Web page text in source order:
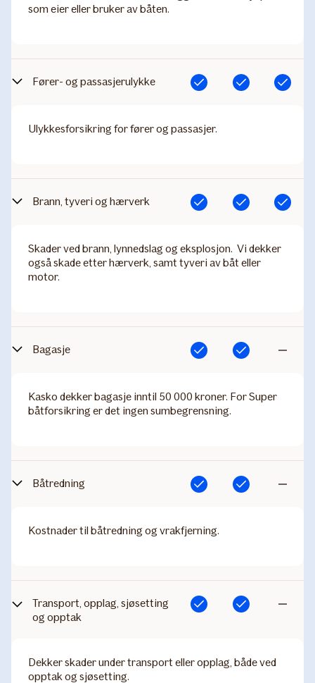
som eier eller bruker av båten.
Fører- og passasjerulykke Inkludert Inkludert Inkludert
Ulykkesforsikring for fører og passasjer.
Brann, tyveri og hærverk Inkludert Inkludert Inkludert
Skader ved brann, lynnedslag og eksplosjon. Vi dekker
også skade etter hærverk, samt tyveri av båt eller
motor.
Bagasje Inkludert
Inkludert
Kasko dekker bagasje inntil 50 000 kroner. For Super
båtforsikring er det ingen sumbegrensning.
Båtredning Inkludert
Inkludert
Kostnader til båtredning og vrakfjerning.
Transport, opplag, sjøsetting
og opptak
Inkludert
Inkludert
Dekker skader under transport eller opplag, både ved
opptak og sjøsetting.